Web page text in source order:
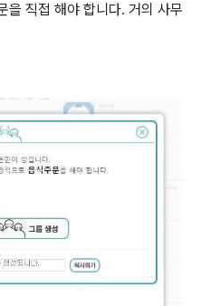
을 직접 해야 합니다. 거의 사무